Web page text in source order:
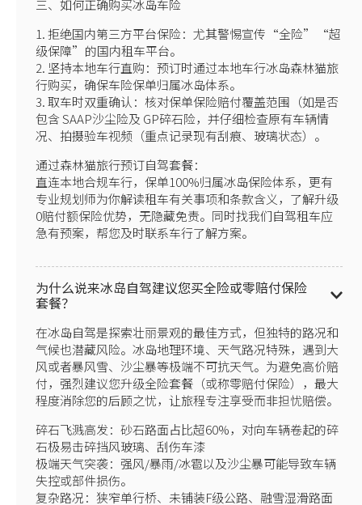
三、如何正确购买冰岛车险
1. 拒绝国内第三方平台保险：尤其警惕宣传“全险”“超
级保障”的国内租车平台。
2. 坚持本地车行直购：预订时通过本地车行冰岛森林猫旅
行购买，确保车险保单归属冰岛体系。
3. 取车时双重确认：核对保单保险赔付覆盖范围（如是否
包含 SAAP沙尘险及 GP碎石险，并仔细检查原有车辆情
况、拍摄验车视频（重点记录现有刮痕、玻璃状态）。
通过森林猫旅行预订自驾套餐：
直连本地合规车行，保单100%归属冰岛保险体系，更有
专业规划师为你解读租车有关事项和条款含义，了解升级
0赔付额保险优势，无隐藏免责。同时找我们自驾租车应
急有预案，帮您及时联系车行了解方案。
为什么说来冰岛自驾建议您买全险或零赔付保险
套餐？
在冰岛自驾是探索壮丽景观的最佳方式，但独特的路况和
气候也潜藏风险。冰岛地理环境、天气路况特殊，遇到大
风或者暴风雪、沙尘暴等极端不可抗天气。为避免高价赔
付，强烈建议您升级全险套餐（或称零赔付保险），最大
程度消除您的后顾之忧，让旅程专注享受而非担忧赔偿。
碎石飞溅高发：砂石路面占比超60%，对向车辆卷起的碎
石极易击碎挡风玻璃、刮伤车漆
极端天气突袭：强风/暴雨/冰雹以及沙尘暴可能导致车辆
失控或部件损伤。
复杂路况：狭窄单行桥、未铺装F级公路、融雪湿滑路面